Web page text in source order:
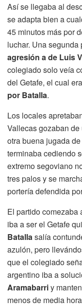
Así se llegaba al
se adapta bien a
45 minutos más por
luchar. Una
agresión a de Luis
colegiado solo veía
del Getafe, el cual
por Batalla.
Los locales
Vallecas gozaban
otra buena jugada de
terminaba cediendo
extremo segoviano
tres palos y se
portería defendida
El partido comezaba
iba a ser el Getafe
Batallasalía
azulón, pero
que el colegiado
argentino iba a
Aramabarriy
menos de media